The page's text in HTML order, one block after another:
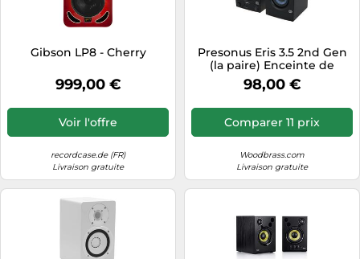
Tablettes tactiles
Téléviseurs
Télévision & vidéo
Gibson LP8 - Cherry
999,00 €
Voir l'offre
recordcase.de (FR)
Livraison gratuite
Presonus Eris 3.5 2nd Gen
(la paire) Enceinte de
monitoring
98,00 €
Comparer 11 prix
Woodbrass.com
Livraison gratuite